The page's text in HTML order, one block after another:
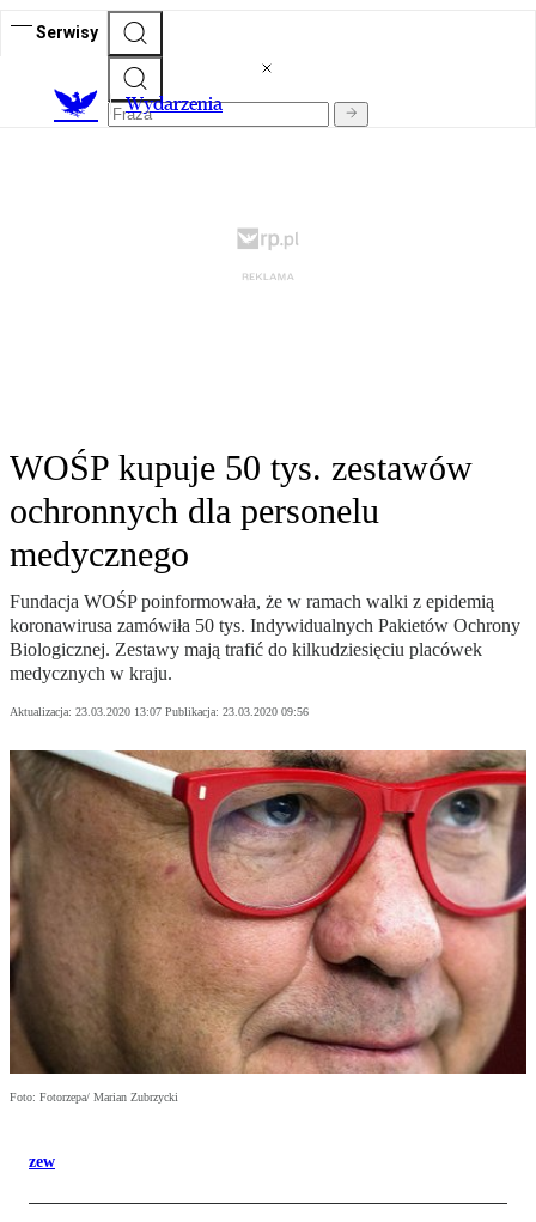
Serwisy
Wydarzenia
WOŚP kupuje 50 tys. zestawów
ochronnych dla personelu
medycznego
Fundacja WOŚP poinformowała, że w ramach walki z epidemią
koronawirusa zamówiła 50 tys. Indywidualnych Pakietów Ochrony
Biologicznej. Zestawy mają trafić do kilkudziesięciu placówek
medycznych w kraju.
Aktualizacja: 23.03.2020 13:07 Publikacja: 23.03.2020 09:56
Foto: Fotorzepa/ Marian Zubrzycki
zew